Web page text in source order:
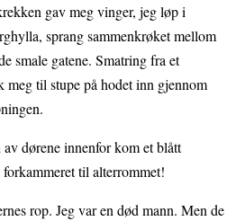
gav meg vinger, jeg løp i
sprang sammenkrøket mellom
smale gatene. Smatring fra et
meg til stupe på hodet inn gjennom
dørene innenfor kom et blått
til alterrommet!
rop. Jeg var en død mann. Men de